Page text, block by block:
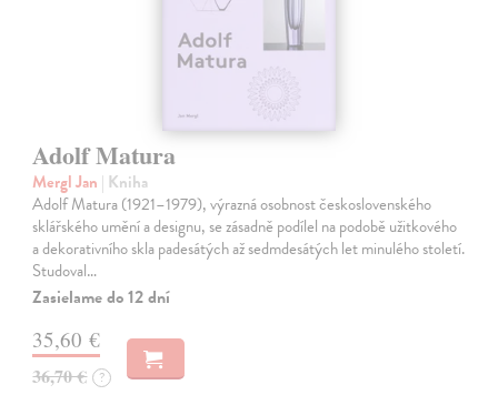
Adolf Matura
Mergl Jan | Kniha
Adolf Matura (1921–1979), výrazná osobnost československého
sklářského umění a designu, se zásadně podílel na podobě užitkového
a dekorativního skla padesátých až sedmdesátých let minulého století.
Studoval…
Zasielame do 12 dní
35,60 €
36,70 € ?